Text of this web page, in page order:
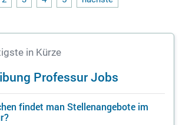
in der wissenschaftlichen Arbei
in Kürze
Professur Jobs
findet man Stellenangebote im